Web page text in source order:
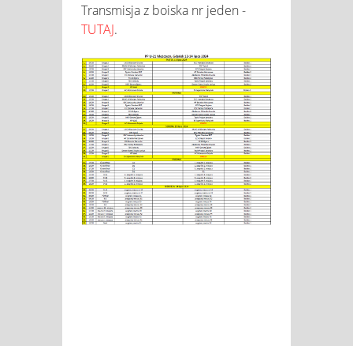
Transmisja z boiska nr jeden -
TUTAJ.